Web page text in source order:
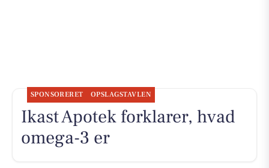
SPONSORERET OPSLAGSTAVLEN
Ikast Apotek forklarer, hvad
omega-3 er